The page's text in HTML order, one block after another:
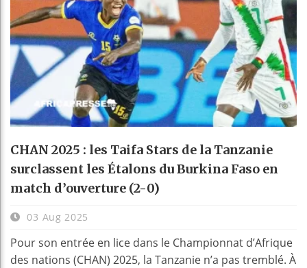
CHAN 2025 : les Taifa Stars de la Tanzanie
surclassent les Étalons du Burkina Faso en
match d’ouverture (2-0)
03 Aug 2025
Pour son entrée en lice dans le Championnat d’Afrique
des nations (CHAN) 2025, la Tanzanie n’a pas tremblé. À